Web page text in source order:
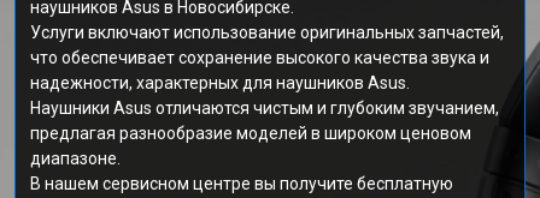
наушников Asus в Новосибирске.
Услуги включают использование оригинальных запчастей,
что обеспечивает сохранение высокого качества звука и
надежности, характерных для наушников Asus.
Наушники Asus отличаются чистым и глубоким звучанием,
предлагая разнообразие моделей в широком ценовом
диапазоне.
В нашем сервисном центре вы получите бесплатную